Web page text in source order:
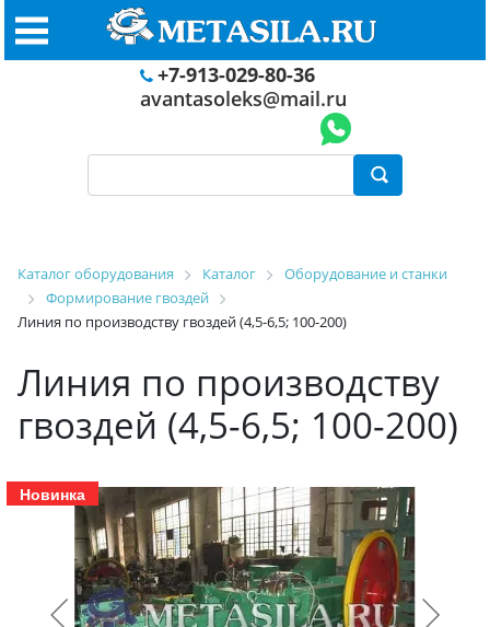
+7-913-029-80-36
avantasoleks@mail.ru
Каталог оборудования Каталог
Оборудование и станки
Формирование гвоздей
Линия по производству гвоздей (4,5-6,5; 100-200)
Линия по производству
гвоздей (4,5-6,5; 100-200)
Новинка